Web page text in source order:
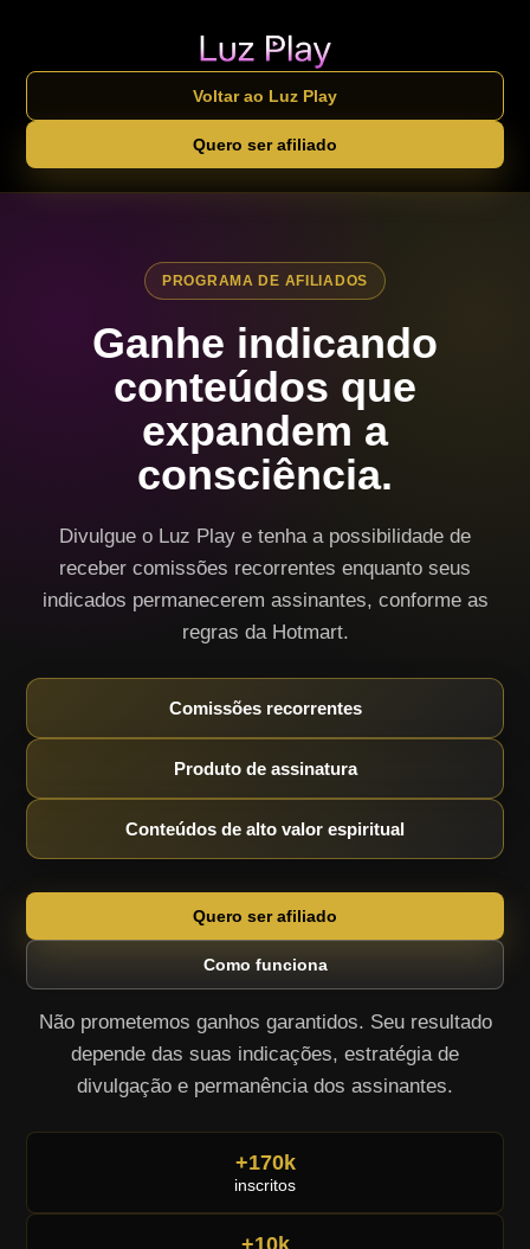
Voltar ao Luz Play
Quero ser afiliado
PROGRAMA DE AFILIADOS
Ganhe indicando
conteúdos que
expandem a
consciência.
Divulgue o Luz Play e tenha a possibilidade de
receber comissões recorrentes enquanto seus
indicados permanecerem assinantes, conforme as
regras da Hotmart.
Comissões recorrentes
Produto de assinatura
Conteúdos de alto valor espiritual
Quero ser afiliado
Como funciona
Não prometemos ganhos garantidos. Seu resultado
depende das suas indicações, estratégia de
divulgação e permanência dos assinantes.
+170k
inscritos
+10k